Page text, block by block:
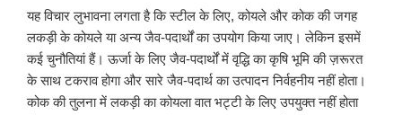
यह विचार लुभावना लगता है कि स्टील के लिए, कोयले और कोक की जगह
लकड़ी के कोयले या अन्य जैव-पदार्थों का उपयोग किया जाए। लेकिन इसमें
कई चुनौतियां हैं। ऊर्जा के लिए जैव-पदार्थों में वृद्धि का कृषि भूमि की ज़रूरत
के साथ टकराव होगा और सारे जैव-पदार्थ का उत्पादन निर्वहनीय नहीं होता।
कोक की तुलना में लकड़ी का कोयला वात भट्टी के लिए उपयुक्त नहीं होता